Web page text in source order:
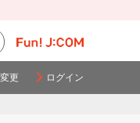
更 ログイン